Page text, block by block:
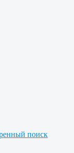
поиск